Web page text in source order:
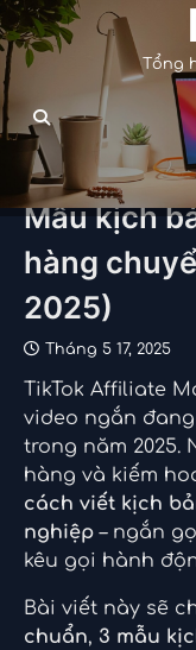
Skip
to
content
Tổng
Mẫu kịch
hàng
2025)
Tháng 5 17, 2025
TikTok Affiliate
video ngắn
trong năm 2025.
hàng và kiếm
cách viết kịch
nghiệp – ngắn
kêu gọi hành
Bài viết này sẽ
chuẩn, 3 mẫu